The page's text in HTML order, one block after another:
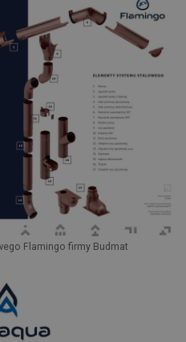
Flamingo firmy Budmat